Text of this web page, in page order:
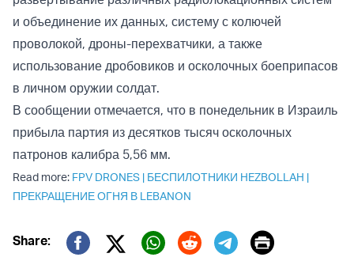
и объединение их данных, систему с колючей
проволокой, дроны-перехватчики, а также
использование дробовиков и осколочных боеприпасов
в личном оружии солдат.
В сообщении отмечается, что в понедельник в Израиль
прибыла партия из десятков тысяч осколочных
патронов калибра 5,56 мм.
Read more: FPV DRONES | БЕСПИЛОТНИКИ HEZBOLLAH |
ПРЕКРАЩЕНИЕ ОГНЯ В LEBANON
Share:
Twitter (X)
Print